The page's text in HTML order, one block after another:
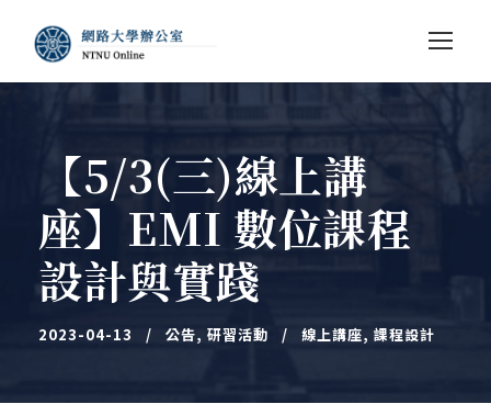
【5/3(三)線上講
座】EMI 數位課程
設計與實踐
2023-04-13 公告, 研習活動 線上講座, 課程設計